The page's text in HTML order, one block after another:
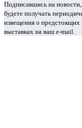
Подписавшись на
будете получать
извещения о предстоящих
выставках на ваш e-mail.